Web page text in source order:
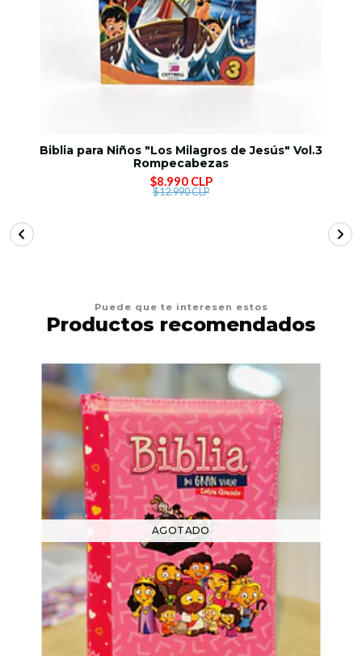
Biblia para Niños "Los Milagros de Jesús" Vol.3
Rompecabezas
$8.990 CLP
$12.990 CLP
Puede que te interesen estos
Productos recomendados
AGOTADO